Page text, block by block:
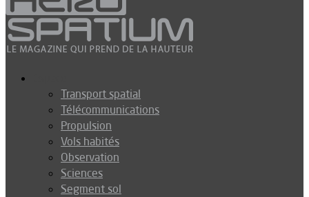
Transport spatial
Télécommunications
Propulsion
Vols habités
Observation
Sciences
Segment sol